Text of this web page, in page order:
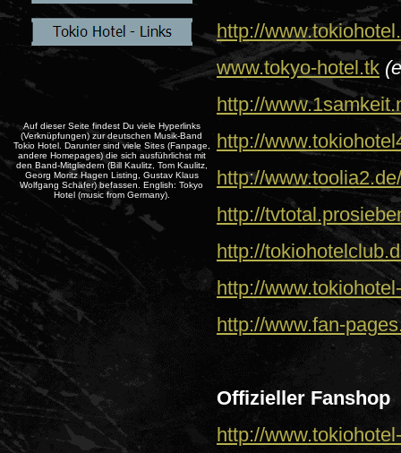
Auf dieser Seite findest Du viele Hyperlinks
(Verknüpfungen) zur deutschen Musik-Band
Tokio Hotel. Darunter sind viele Sites (Fanpage,
andere Homepages) die sich ausführlichst mit
den Band-Mitgliedern (Bill Kaulitz, Tom Kaulitz,
Georg Moritz Hagen Listing, Gustav Klaus
Wolfgang Schäfer) befassen. English: Tokyo
Hotel (music from Germany).
http://
www.tokyo-hotel.tk
http://
http://
http://
http://
http://
http://
http://www.fan-
Offizieller Fanshop
http://